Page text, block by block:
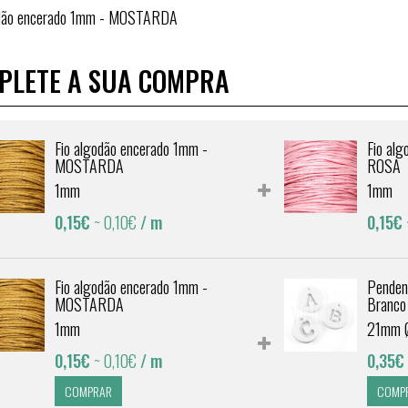
encerado 1mm - MOSTARDA
A SUA COMPRA
Fio algodão encerado 1mm -
MOSTARDA
1mm
0,15€ ~ 0,10€ / m
Fio
ROSA
1mm
0,15€
Fio algodão encerado 1mm -
MOSTARDA
1mm
0,15€ ~ 0,10€ / m
COMPRAR
Branco
21mm
0,35€